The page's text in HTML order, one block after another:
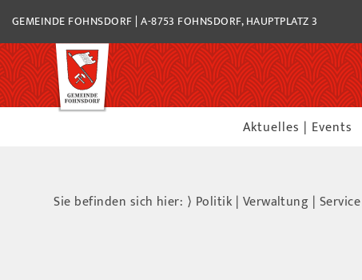
GEMEINDE FOHNSDORF | A-8753 FOHNSDORF, HAUPTPLATZ 3
Aktuelles | Events
Sie befinden sich hier: ⟩ Politik | Verwaltung | Service